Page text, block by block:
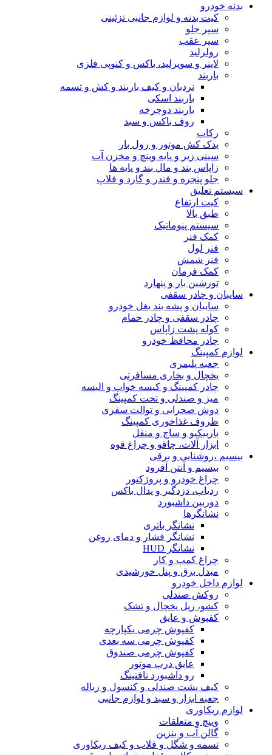
بدنه خودرو
کیت بدنه و لوازم جانبی تزئینی
سپر جلو
سپر عقب
رولرلید
لاینر و سوپرلید، باکس و کنوپی فلزی
باربند
نردبان و کیف باربند و کش و تسمه
باربند اسکی
باربند دوچرخه
روف باکس و سبد
رکاب
یدک کش موتور و رول بار
سینی زیر و پایه وینچ و مخزن آب
زاپاس بند و مال بند و پایه ها
جلو پنجره و فندر و گارد و فلاپ
سیستم تعلیق
کیت ارتفاع
طبق بالا
سیستم پنوماتیک
کمک فنر
فنر لول
فنر شمش
کمک فرمان
تورشین بار و پنهارد
سایبان و چادر سقفی
سایبان و پشه بند بغل خودرو
چادر سقفی و چادر حمام
کوله پشت زاپاس
چادر محافظ خودرو
لوازم کمپینگ
جعبه پلیمری
یخچال و بخاری مسافرتی
چادر کمپینگ و کیسه خواب و البسه
میز و صندلی و تخت کمپینگ
دوش صحرایی و توالت سفری
ظروف غذاخوری کمپینگ
باربیکیو و ساج و منقل
ابزار آلات، چاقو و چراغ قوه
بیسیم ،روشنایی و برقی
بیسیم و آنتن آفرود
چراغ خودرو و پروژکتور
ردیاب، دزدگیر و پدال باکس
دوربین داشبورد
نشانگرها
نشانگر باتری
نشانگر فشار و دمای روغن
نشانگر HUD
چراغ کمپ و کار
مبدل برق و پنل خورشیدی
لوازم داخل خودرو
روکش صندلی
کشو، ریل یخچال و تشک
کفپوش و عایق
کفپوش چرمی یکپارچه
کفپوش چرمی سه بعدی
کفپوش چرمی صندوق
عایق درب موتور
رو داشبورد تافتینگ
کیف پشت صندلی و کنسول و زباله
جعبه ابزار و سبد و لوازم جانبی
لوازم ریکاوری
وینچ و متعلقات
گالن آب و بنزین
تسمه و شگل و قلاب و کیف ریکاوری